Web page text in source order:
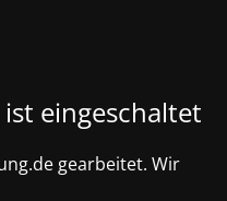
eingeschaltet
gearbeitet. Wir